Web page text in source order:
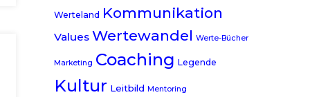
Werteland Kommunikation
Values Wertewandel Werte-Bücher
Marketing Coaching Legende
Kultur Leitbild Mentoring